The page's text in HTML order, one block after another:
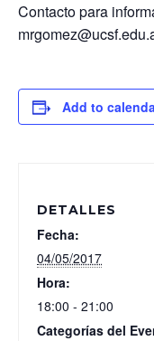
Contacto para
Add to
DETALLES
Fecha:
04/05/2017
Hora:
18:00 - 21:00
Categorías del